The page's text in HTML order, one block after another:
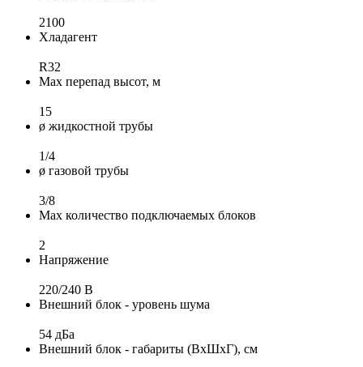
2100
Хладагент
R32
Max перепад высот, м
15
ø жидкостной трубы
1/4
ø газовой трубы
3/8
Max количество подключаемых блоков
2
Напряжение
220/240 B
Внешний блок - уровень шума
54 дБа
Внешний блок - габариты (ВхШхГ), см